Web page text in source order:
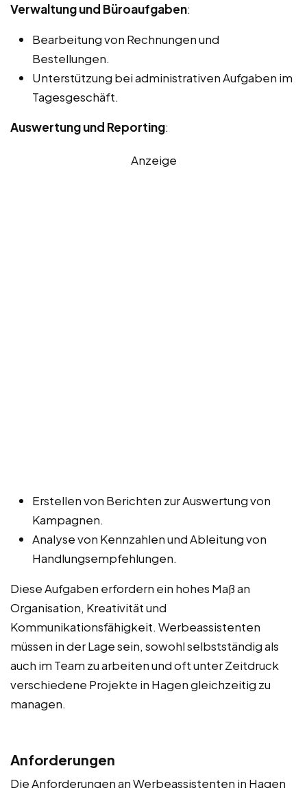
Verwaltung und Büroaufgaben:
Bearbeitung von Rechnungen und
Bestellungen.
Unterstützung bei administrativen Aufgaben im
Tagesgeschäft.
Auswertung und Reporting:
Anzeige
Erstellen von Berichten zur Auswertung von
Kampagnen.
Analyse von Kennzahlen und Ableitung von
Handlungsempfehlungen.
Diese Aufgaben erfordern ein hohes Maß an
Organisation, Kreativität und
Kommunikationsfähigkeit. Werbeassistenten
müssen in der Lage sein, sowohl selbstständig als
auch im Team zu arbeiten und oft unter Zeitdruck
verschiedene Projekte in Hagen gleichzeitig zu
managen.
Anforderungen
Die Anforderungen an Werbeassistenten in Hagen